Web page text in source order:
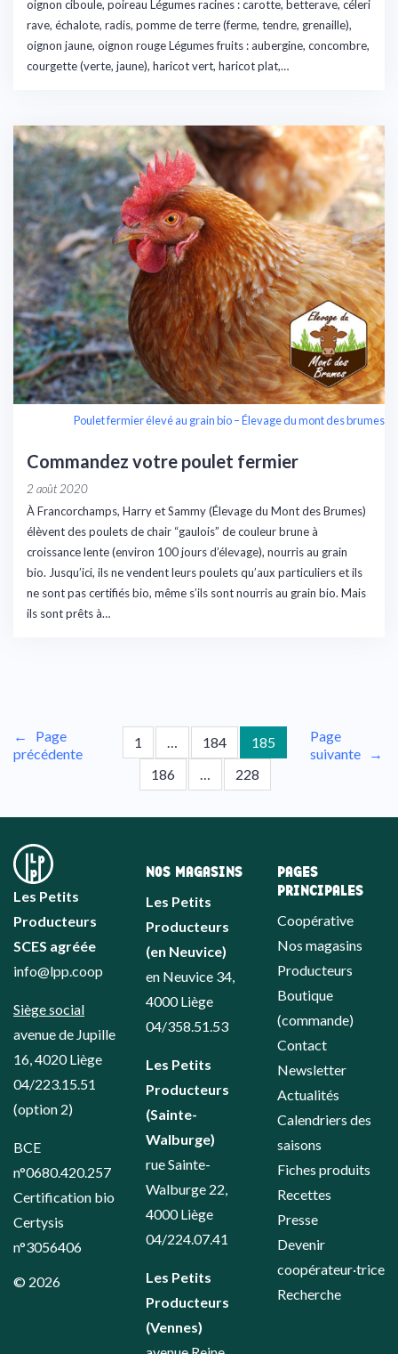
oignon ciboule, poireau Légumes racines : carotte, betterave, céleri
rave, échalote, radis, pomme de terre (ferme, tendre, grenaille),
oignon jaune, oignon rouge Légumes fruits : aubergine, concombre,
courgette (verte, jaune), haricot vert, haricot plat,…
Poulet fermier élevé au grain bio – Élevage du mont des brumes
Commandez votre poulet fermier
2 août 2020
À Francorchamps, Harry et Sammy (Élevage du Mont des Brumes)
élèvent des poulets de chair “gaulois” de couleur brune à
croissance lente (environ 100 jours d’élevage), nourris au grain
bio. Jusqu’ici, ils ne vendent leurs poulets qu’aux particuliers et ils
ne sont pas certifiés bio, même s’ils sont nourris au grain bio. Mais
ils sont prêts à…
←
Page
précédente
1 … 184
185
186
… 228
Page
suivante
→
Les Petits
Producteurs
SCES agréée
info@lpp.coop
Siège social
avenue de Jupille
16, 4020 Liège
04/223.15.51
(option 2)
BCE
n°0680.420.257
Certification bio
Certysis
n°3056406
© 2026
NOS MAGASINS
Les Petits
Producteurs
(en Neuvice)
en Neuvice 34,
4000 Liège
04/358.51.53
Les Petits
Producteurs
(Sainte-
Walburge)
rue Sainte-
Walburge 22,
4000 Liège
04/224.07.41
Les Petits
Producteurs
(Vennes)
PAGES
PRINCIPALES
Coopérative
Nos magasins
Producteurs
Boutique
(commande)
Contact
Newsletter
Actualités
Calendriers des
saisons
Fiches produits
Recettes
Presse
Devenir
coopérateur·trice
Recherche